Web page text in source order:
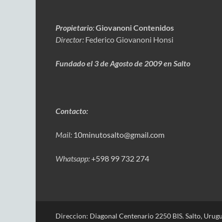
Propietario:Giovanoni Contenidos
Director: Federico Giovanoni Honsi
Fundado el 3 de Agosto de 2009 en Salto
Contacto:
Mail: 10minutosalto@gmail.com
Whatsapp:+598 99 732 274
Direccion: Diagonal Centenario 2250 BIS. Salto,